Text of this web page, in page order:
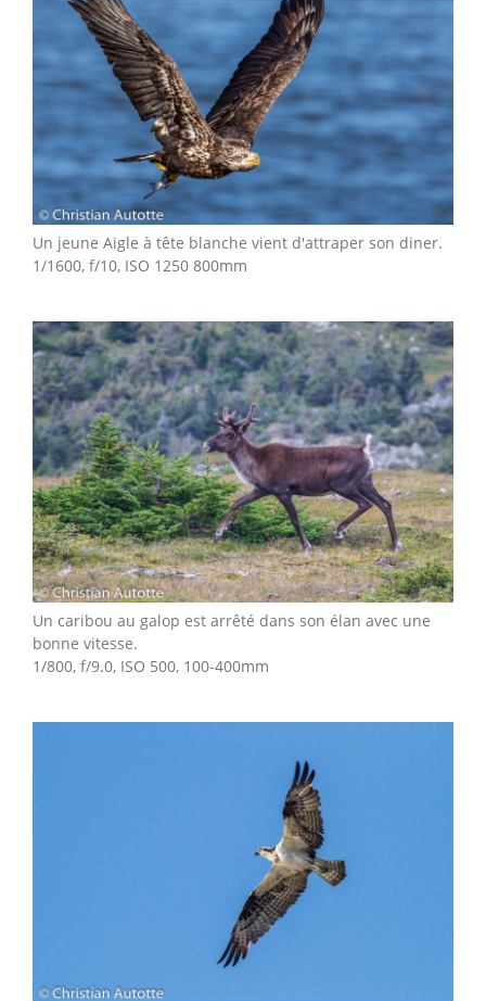
Un jeune Aigle à tête blanche vient d'attraper son diner.
1/1600, f/10, ISO 1250 800mm
Un caribou au galop est arrêté dans son élan avec une
bonne vitesse.
1/800, f/9.0, ISO 500, 100-400mm